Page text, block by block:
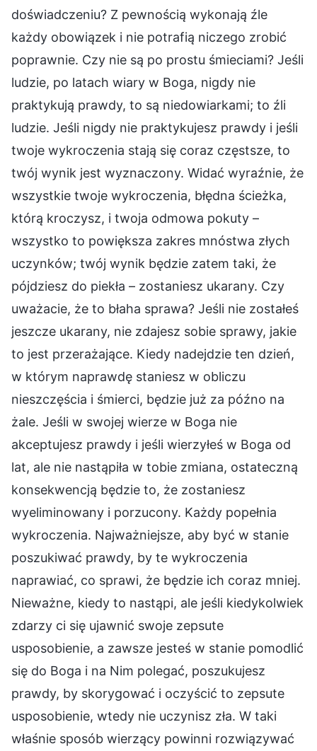
doświadczeniu? Z pewnością wykonają źle
każdy obowiązek i nie potrafią niczego zrobić
poprawnie. Czy nie są po prostu śmieciami? Jeśli
ludzie, po latach wiary w Boga, nigdy nie
praktykują prawdy, to są niedowiarkami; to źli
ludzie. Jeśli nigdy nie praktykujesz prawdy i jeśli
twoje wykroczenia stają się coraz częstsze, to
twój wynik jest wyznaczony. Widać wyraźnie, że
wszystkie twoje wykroczenia, błędna ścieżka,
którą kroczysz, i twoja odmowa pokuty –
wszystko to powiększa zakres mnóstwa złych
uczynków; twój wynik będzie zatem taki, że
pójdziesz do piekła – zostaniesz ukarany. Czy
uważacie, że to błaha sprawa? Jeśli nie zostałeś
jeszcze ukarany, nie zdajesz sobie sprawy, jakie
to jest przerażające. Kiedy nadejdzie ten dzień,
w którym naprawdę staniesz w obliczu
nieszczęścia i śmierci, będzie już za późno na
żale. Jeśli w swojej wierze w Boga nie
akceptujesz prawdy i jeśli wierzyłeś w Boga od
lat, ale nie nastąpiła w tobie zmiana, ostateczną
konsekwencją będzie to, że zostaniesz
wyeliminowany i porzucony. Każdy popełnia
wykroczenia. Najważniejsze, aby być w stanie
poszukiwać prawdy, by te wykroczenia
naprawiać, co sprawi, że będzie ich coraz mniej.
Nieważne, kiedy to nastąpi, ale jeśli kiedykolwiek
zdarzy ci się ujawnić swoje zepsute
usposobienie, a zawsze jesteś w stanie pomodlić
się do Boga i na Nim polegać, poszukujesz
prawdy, by skorygować i oczyścić to zepsute
usposobienie, wtedy nie uczynisz zła. W taki
właśnie sposób wierzący powinni rozwiązywać